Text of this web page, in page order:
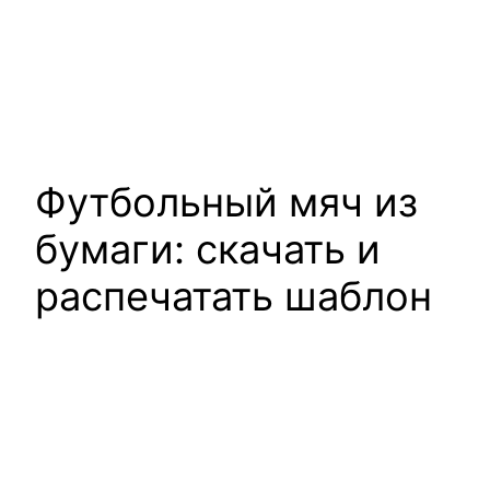
Футбольный мяч из
бумаги: скачать и
распечатать шаблон